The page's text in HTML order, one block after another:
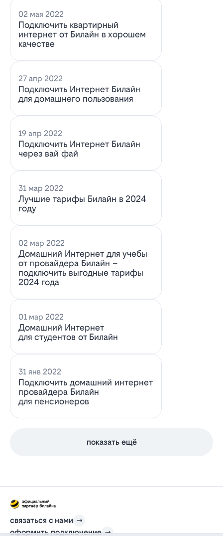
02 мая 2022
Подключить квартирный
интернет от Билайн в хорошем
качестве
27 апр 2022
Подключить Интернет Билайн
для домашнего пользования
19 апр 2022
Подключить Интернет Билайн
через вай фай
31 мар 2022
Лучшие тарифы Билайн в 2024
году
02 мар 2022
Домашний Интернет для учебы
от провайдера Билайн –
подключить выгодные тарифы
2024 года
01 мар 2022
Домашний Интернет
для студентов от Билайн
31 янв 2022
Подключить домашний интернет
провайдера Билайн
для пенсионеров
показать ещё
связаться с нами
оформить подключение